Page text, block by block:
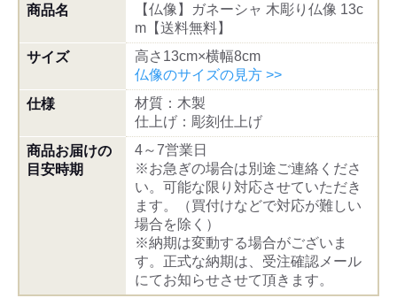
商品名
【仏像】ガネーシャ 木彫り仏像 13c
m【送料無料】
サイズ
高さ13cm×横幅8cm
仏像のサイズの見方 >>
仕様
材質：木製
仕上げ：彫刻仕上げ
商品お届けの
目安時期
4～7営業日
※お急ぎの場合は別途ご連絡くださ
い。可能な限り対応させていただき
ます。（買付けなどで対応が難しい
場合を除く）
※納期は変動する場合がございま
す。正式な納期は、受注確認メール
にてお知らせさせて頂きます。